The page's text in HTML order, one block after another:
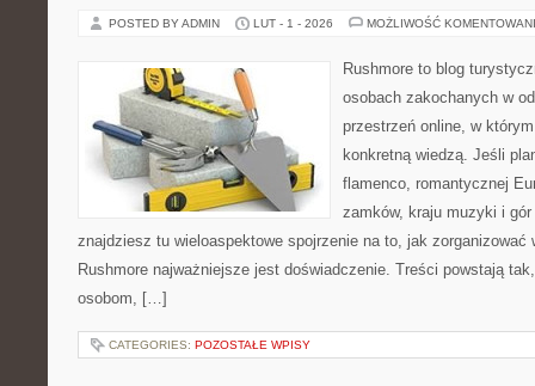
POSTED BY ADMIN LUT - 1 - 2026 MOŻLIWOŚĆ
Rushmore to blog
osobach zakochanych w
przestrzeń online, w
konkretną wiedzą. Jeśli
flamenco, romantycznej
zamków, kraju muzyki i
znajdziesz tu wieloaspektowe spojrzenie na to, jak zorganizować
Rushmore najważniejsze jest doświadczenie. Treści powstają
osobom, […]
CATEGORIES: POZOSTAŁE WPISY